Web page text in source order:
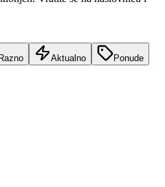
Razno Aktualno Ponude